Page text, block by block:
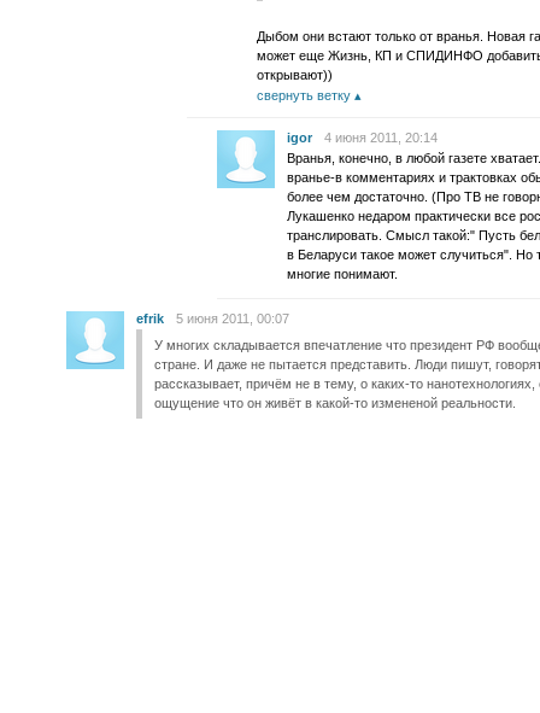
Дыбом они встают только от вранья. Новая
может еще Жизнь, КП и СПИДИНФО
открывают))
свернуть ветку
igor
4 июня 2011, 20:14
Вранья, конечно, в любой газете
вранье-в комментариях и трактовках
более чем достаточно. (Про ТВ не
Лукашенко недаром практически все
транслировать. Смысл такой:" Пусть
в Беларуси такое может случиться".
многие понимают.
efrik
5 июня 2011, 00:07
У многих складывается впечатление что президент РФ
стране. И даже не пытается представить. Люди пишут,
рассказывает, причём не в тему, о каких-то
ощущение что он живёт в какой-то измененой реальности.